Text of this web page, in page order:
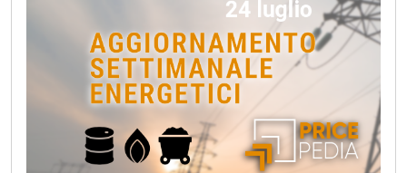
covid19lab melamina